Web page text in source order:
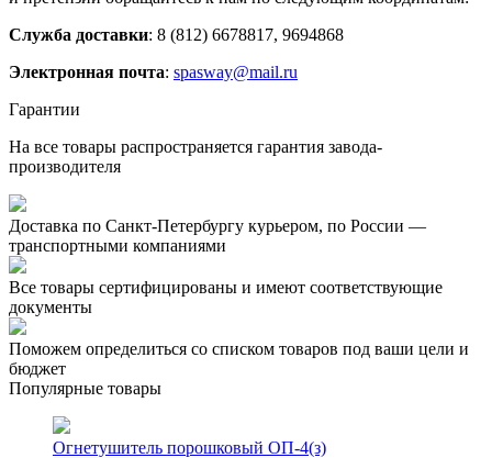
Служба доставки: 8 (812) 6678817, 9694868
Электронная почта: spasway@mail.ru
Гарантии
На все товары распространяется гарантия завода-
производителя
Доставка по Санкт-Петербургу курьером, по России —
транспортными компаниями
Все товары сертифицированы и имеют соответствующие
документы
Поможем определиться со списком товаров под ваши цели и
бюджет
Популярные товары
Огнетушитель порошковый ОП-4(з)